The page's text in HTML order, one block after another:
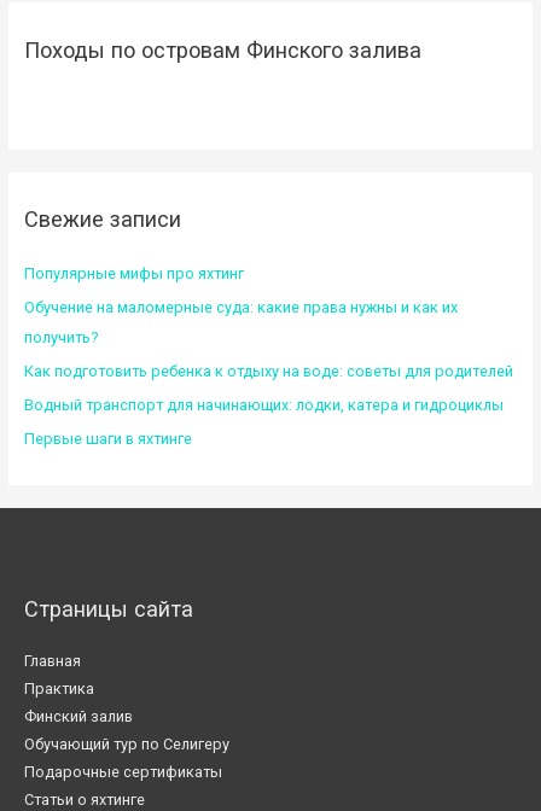
плавсредство
Походы по островам Финского залива
Свежие записи
Популярные мифы про яхтинг
Обучение на маломерные суда: какие права нужны и как их
получить?
Как подготовить ребенка к отдыху на воде: советы для родителей
Водный транспорт для начинающих: лодки, катера и гидроциклы
Первые шаги в яхтинге
Страницы сайта
Главная
Практика
Финский залив
Обучающий тур по Селигеру
Подарочные сертификаты
Статьи о яхтинге